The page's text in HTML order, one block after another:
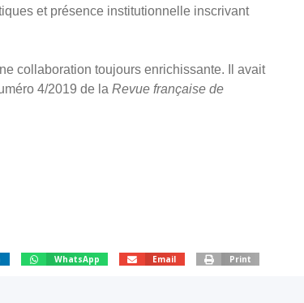
et présence institutionnelle inscrivant
collaboration toujours enrichissante. Il avait
4/2019 de la Revue française de
WhatsApp Email Print